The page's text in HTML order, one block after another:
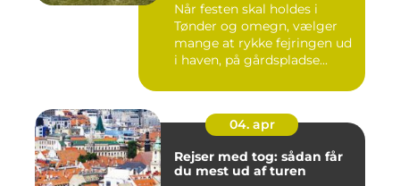
Når festen skal holdes i
Tønder og omegn, vælger
mange at rykke fejringen ud
i haven, på gårdspladse...
04. apr
Rejser med tog: sådan får
du mest ud af turen